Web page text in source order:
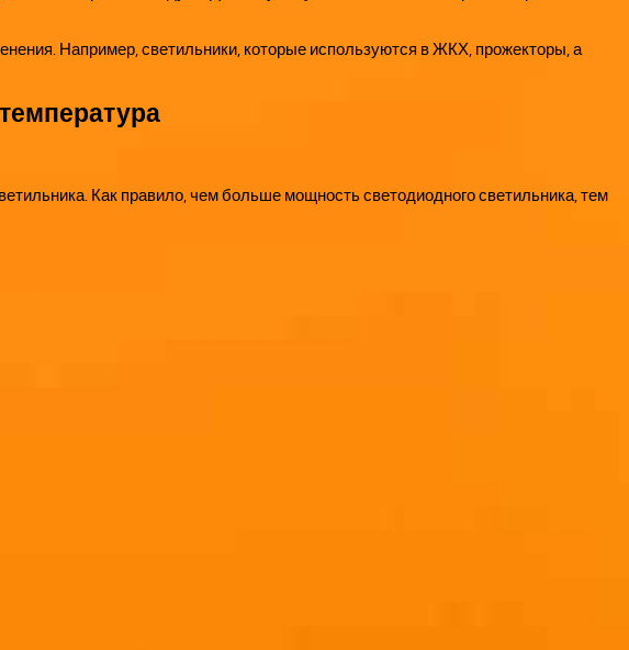
Например, светильники, которые используются в ЖКХ, прожекторы, а
Как правило, чем больше мощность светодиодного светильника, тем